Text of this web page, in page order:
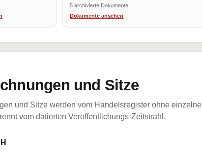
5 archivierte Dokumente
Dokumente ansehen
und Sitze
und Sitze werden vom Handelsregister ohne
vom datierten Veröffentlichungs-Zeitstrahl.